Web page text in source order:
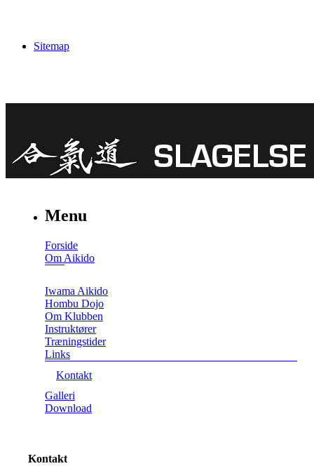
Sitemap
Menu
Forside
Om Aikido
Iwama Aikido
Hombu Dojo
Om Klubben
Instruktører
Træningstider
Links
Kontakt
Galleri
Download
Kontakt